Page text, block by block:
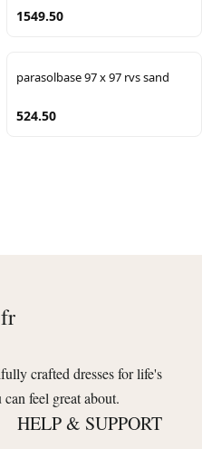
1549.50
parasolbase 97 x 97 rvs sand
524.50
crafted dresses for life's
feel great about.
HELP & SUPPORT